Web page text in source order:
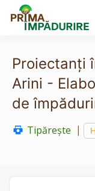
content
Proiectanți
Arini -
de
Tipărește